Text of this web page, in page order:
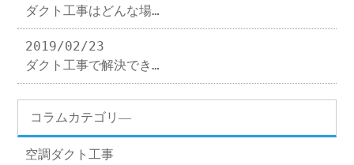
ダクト工事はどんな場…
2019/02/23
ダクト工事で解決でき…
コラムカテゴリ―
空調ダクト工事